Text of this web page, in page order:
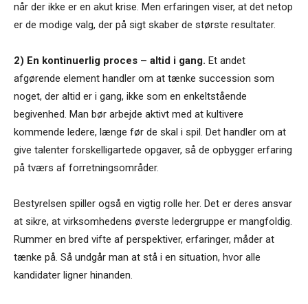
når der ikke er en akut krise. Men erfaringen viser, at det netop
er de modige valg, der på sigt skaber de største resultater.
2) En kontinuerlig proces – altid i gang. Et andet
afgørende element handler om at tænke succession som
noget, der altid er i gang, ikke som en enkeltstående
begivenhed. Man bør arbejde aktivt med at kultivere
kommende ledere, længe før de skal i spil. Det handler om at
give talenter forskelligartede opgaver, så de opbygger erfaring
på tværs af forretningsområder.
Bestyrelsen spiller også en vigtig rolle her. Det er deres ansvar
at sikre, at virksomhedens øverste ledergruppe er mangfoldig.
Rummer en bred vifte af perspektiver, erfaringer, måder at
tænke på. Så undgår man at stå i en situation, hvor alle
kandidater ligner hinanden.